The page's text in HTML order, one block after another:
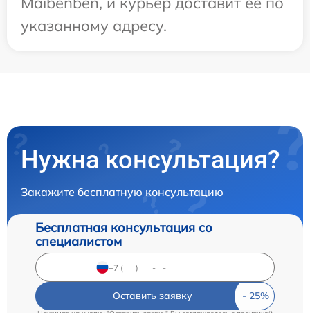
указанному адресу.
Нужна консультация?
Закажите бесплатную консультацию
Бесплатная консультация со
специалистом
Оставить заявку